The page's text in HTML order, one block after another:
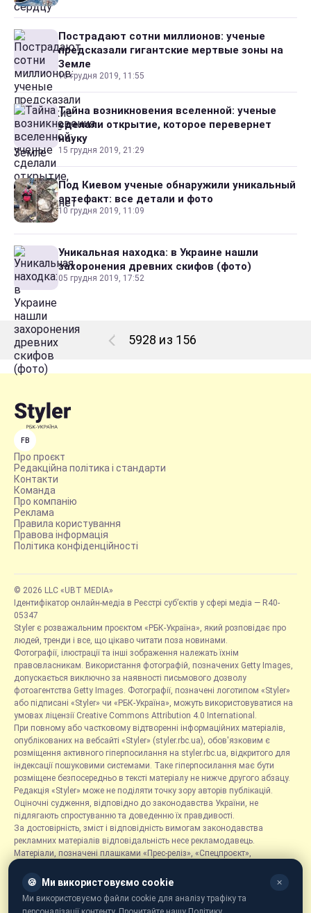
Пострадают сотни миллионов: ученые
предсказали гигантские мертвые зоны на
Земле
16 грудня 2019, 11:55
Тайна возникновения вселенной: ученые
сделали открытие, которое перевернет
науку
15 грудня 2019, 21:29
Под Киевом ученые обнаружили уникальный
артефакт: все детали и фото
10 грудня 2019, 11:09
Уникальная находка: в Украине нашли
захоронения древних скифов (фото)
05 грудня 2019, 17:52
5928 из 156
FB
Про проєкт
Редакційна політика і стандарти
Контакти
Команда
Про компанію
Реклама
Правила користування
Правова інформація
Політика конфіденційності
© 2026 LLC «UBT MEDIA»
Ідентифікатор онлайн-медіа в Реєстрі суб’єктів у сфері медіа — R40-
05347
Styler є розважальним проєктом «РБК-Україна», який розповідає про
людей, тренди і все, що цікаво читати поза новинами.
Фотографії, ілюстрації та інші зображення належать їхнім
правовласникам. Використання фотографій, позначених Getty Images,
допускається виключно за наявності письмового дозволу
фотоагентства Getty Images. Фотографії, позначені логотипом «Styler»
або підписані «Styler» чи «РБК-Україна», можуть використовуватися на
умовах ліцензії Creative Commons Attribution 4.0 International.
При повному або частковому відтворенні інформаційних матеріалів,
опублікованих на вебсайті «Styler» (styler.rbc.ua), обов'язковим є
розміщення активного гіперпосилання на styler.rbc.ua, відкритого для
індексації пошуковими системами. Таке гіперпосилання має бути
розміщене безпосередньо в тексті матеріалу не нижче другого абзацу.
Редакція «Styler» може не поділяти точку зору авторів публікацій.
Оціночні судження, відповідно до законодавства України, не
підлягають спростуванню та доведенню їх правдивості.
За достовірність, зміст і відповідність вимогам законодавства
рекламних матеріалів відповідальність несе рекламодавець.
Матеріали, позначені плашками «Прес-реліз», «Спецпроєкт»,
розміщуються на правах реклами.
Рубрика «Новини компаній» є інформаційним форматом, що містить
новини, повідомлення та оголошення, пов'язані з діяльністю
🍪 Ми використовуємо cookie ✕
Ми використовуємо файли cookie для аналізу трафіку та